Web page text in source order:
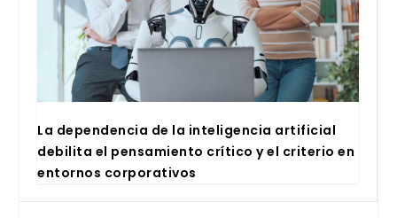
La depen­den­cia de la inte­li­gen­cia arti­fi­cial
debi­li­ta el pen­sa­mien­to crí­ti­co y el cri­te­rio en
entor­nos cor­po­ra­ti­vos